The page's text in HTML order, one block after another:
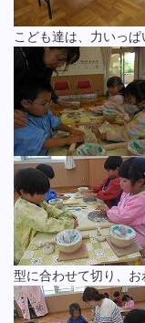
こども達は、力いっぱ
型に合わせて切り、お